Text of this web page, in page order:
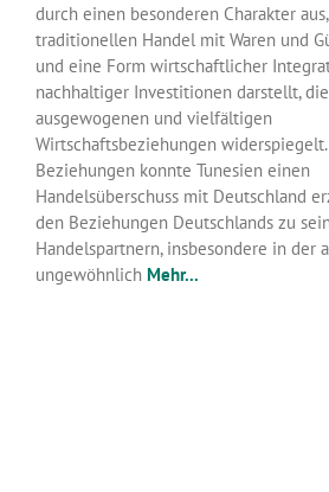
durch einen besonderen Charakter
traditionellen Handel mit Waren und
und eine Form wirtschaftlicher
nachhaltiger Investitionen darstellt,
ausgewogenen und vielfältigen
Wirtschaftsbeziehungen
Beziehungen konnte Tunesien einen
Handelsüberschuss mit Deutschland
den Beziehungen Deutschlands zu
Handelspartnern, insbesondere in der
ungewöhnlich Mehr...